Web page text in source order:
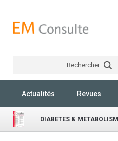
Rechercher
Actualités Revues
DIABETES & METABOLISM